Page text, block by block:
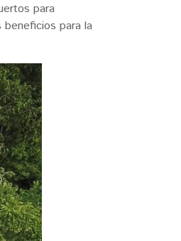
para
para la